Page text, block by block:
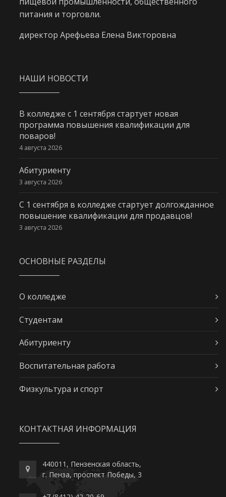
питания и торговли.
директор Арефьева Елена Викторовна
НАШИ НОВОСТИ
В колледже с 1 сентября стартует новая
программа повышения квалификации для
поваров!
4 августа 2026
Абитуриенту
3 августа 2026
С 1 сентября в колледже стартует долгожданное
повышение квалификации для продавцов!
3 августа 2026
ОСНОВНЫЕ РАЗДЕЛЫ
О колледже
Студентам
Абитуриенту
Воспитательная работа
Физкультура и спорт
КОНТАКТНАЯ ИНФОРМАЦИЯ
440011, Пензенская область,
г. Пенза, проспект Победы, 3